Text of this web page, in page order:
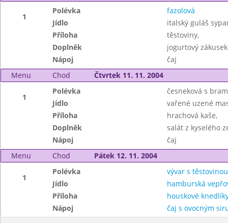
1
Polévka
fazolová
Jídlo
italský guláš
Příloha
těstoviny,
Doplněk
jogurtový zákusek
Nápoj
čaj
Menu
Chod Čtvrtek 11. 11. 2004
1
Polévka
česneková s
Jídlo
vařené uzené
Příloha
hrachová kaše,
Doplněk
salát z kyselého
Nápoj
čaj
Menu
Chod Pátek 12. 11. 2004
1
Polévka
vývar s těstovinou
Jídlo
hamburská
Příloha
houskové
Nápoj
čaj s ovocným